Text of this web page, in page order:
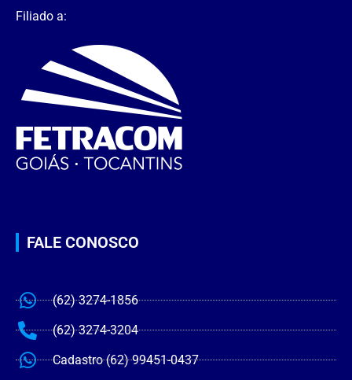
Filiado a:
FALE CONOSCO
(62) 3274-1856
(62) 3274-3204
Cadastro (62) 99451-0437